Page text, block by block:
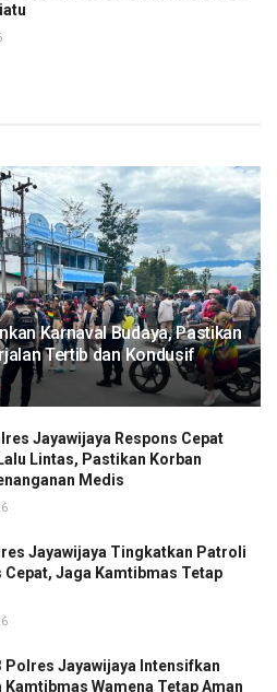
Karnaval Budaya, Pastikan
Tertib dan Kondusif
Jayawijaya Respons Cepat
Lintas, Pastikan Korban
Medis
Jayawijaya Tingkatkan Patroli
Cepat, Jaga Kamtibmas Tetap
Polres Jayawijaya Intensifkan
Wamena Tetap Aman